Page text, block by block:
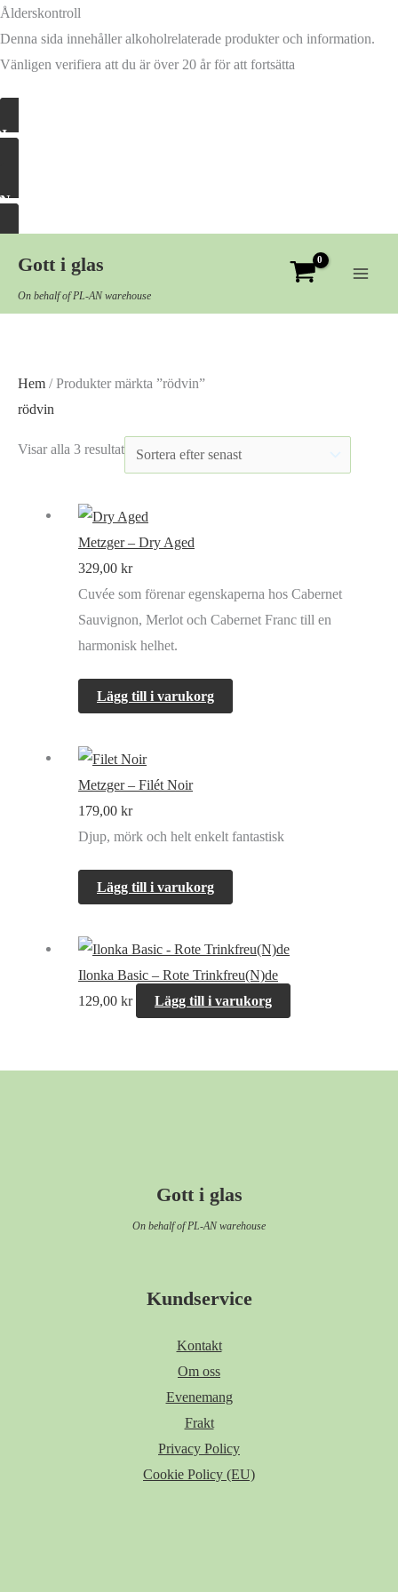
Ålderskontroll
Denna sida innehåller alkoholrelaterade produkter och information.
Vänligen verifiera att du är över 20 år för att fortsätta
Ja, släpp in mig
Nej, ta mig härifrån
innehåll
Gott i glas
On behalf of PL-AN warehouse
Hem / Produkter märkta ”rödvin”
rödvin
Visar alla 3 resultatSortera
efter
Metzger – Dry Aged
329,00 kr
Cuvée som förenar egenskaperna hos Cabernet
Sauvignon, Merlot och Cabernet Franc till en
harmonisk helhet.
Lägg till i varukorg
Metzger – Filét Noir
179,00 kr
Djup, mörk och helt enkelt fantastisk
Lägg till i varukorg
Ilonka Basic – Rote Trinkfreu(N)de
129,00 kr Lägg till i varukorg
Gott i glas
On behalf of PL-AN warehouse
Kundservice
Kontakt
Om oss
Evenemang
Frakt
Privacy Policy
Cookie Policy (EU)